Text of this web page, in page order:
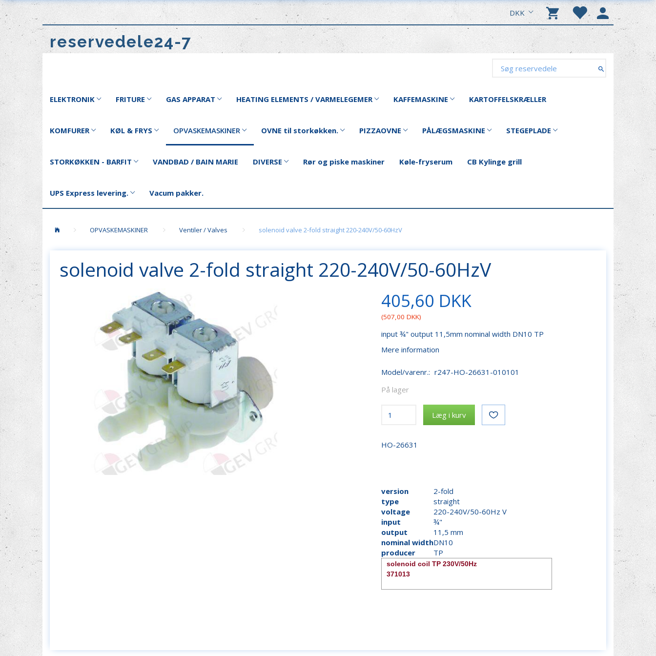
DKK
reservedele24-7
ELEKTRONIK FRITURE GAS APPARAT HEATING ELEMENTS / VARMELEGEMER KAFFEMASKINE KARTOFFELSKRÆLLER
KOMFURER KØL & FRYS OPVASKEMASKINER OVNE til storkøkken. PIZZAOVNE PÅLÆGSMASKINE STEGEPLADE
STORKØKKEN - BARFIT VANDBAD / BAIN MARIE DIVERSE Rør og piske maskiner Køle-fryserum CB Kylinge grill
UPS Express levering. Vacum pakker.
OPVASKEMASKINER Ventiler / Valves solenoid valve 2-fold straight 220-240V/50-60HzV
solenoid valve 2-fold straight 220-240V/50-60HzV
405,60 DKK
(507,00 DKK)
input ¾" output 11,5mm nominal width DN10 TP
Mere information
Model/varenr.: r247-HO-26631-010101
På lager
Læg i kurv
HO-26631
version
2-fold
type
straight
voltage
220-240V/50-60Hz V
input
¾"
output
11,5 mm
nominal widthDN10
producer
TP
solenoid coil TP 230V/50Hz
371013